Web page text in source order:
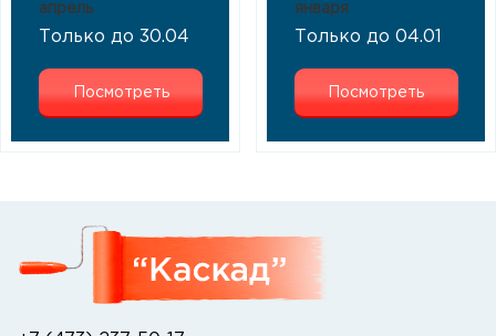
апрель
Только до 30.04
Посмотреть
января
Только до 04.01
Посмотреть